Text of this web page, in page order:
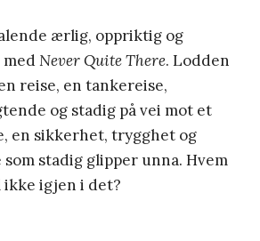
ærlig, oppriktig og
Never Quite There. Lodden
reise, en tankereise,
og stadig på vei mot et
en sikkerhet, trygghet og
stadig glipper unna. Hvem
igjen i det?